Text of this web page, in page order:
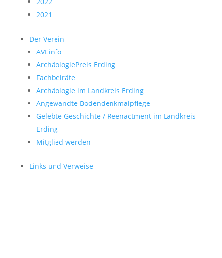
2021
Der Verein
AVEinfo
ArchäologiePreis Erding
Fachbeiräte
Archäologie im Landkreis Erding
Angewandte Bodendenkmalpflege
Gelebte Geschichte / Reenactment im Landkreis
Erding
Mitglied werden
Links und Verweise